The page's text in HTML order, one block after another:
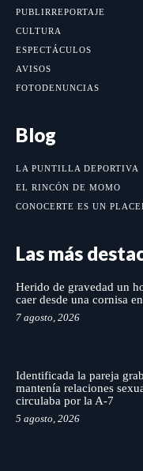
PUBLIRREPORTAJE
CULTURA
ESPECTÁCULOS
AVISOS
FOTODENUNCIAS
Blog
LA PUNTILLA DEPORTIVA
EL RINCÓN DE MOMO
CONOCERTE ES UN
Las más
Herido de gravedad un
caer desde una cornisa
7 agosto, 2026
Identificada la pareja
mantenía relaciones
circulaba por la A-7
5 agosto, 2026